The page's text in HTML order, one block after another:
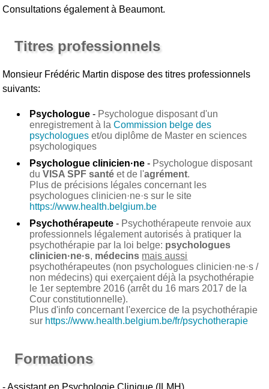
Consultations également à Beaumont.
Titres professionnels
Monsieur Frédéric Martin dispose des titres professionnels
suivants:
Psychologue - Psychologue disposant d'un
enregistrement à laCommission belge des
psychologues et/ou diplôme de Master en sciences
psychologiques
Psychologue clinicien·ne - Psychologue disposant
duVISA SPF santé et de l'agrément.
Plus de précisions légales concernant les
psychologues clinicien·ne·s sur le site
https://www.health.belgium.be
Psychothérapeute - Psychothérapeute renvoie aux
professionnels légalement autorisés à pratiquer la
psychothérapie par la loi belge: psychologues
clinicien·ne·s, médecins mais aussi
psychothérapeutes (non psychologues clinicien·ne·s /
non médecins) qui exerçaient déjà la psychothérapie
le 1er septembre 2016 (arrêt du 16 mars 2017 de la
Cour constitutionnelle).
Plus d'info concernant l'exercice de la psychothérapie
sur https://www.health.belgium.be/fr/psychotherapie
Formations